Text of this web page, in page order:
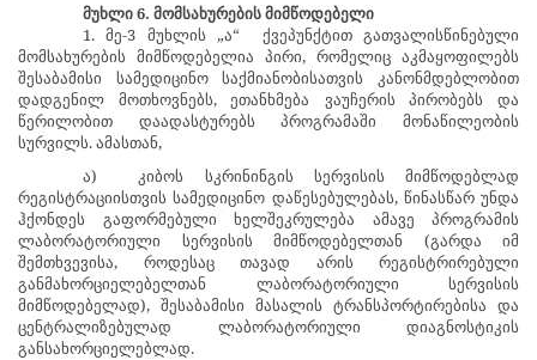
მუხლი 6. მომსახურების მიმწოდებელი
1. მე-3 მუხლის „ა“
ქვეპუნქტით გათვალისწინებული
მომსახურების მიმწოდებელია პირი, რომელიც აკმაყოფილებს
შესაბამისი სამედიცინო საქმიანობისათვის კანონმდებლობით
დადგენილ მოთხოვნებს, ეთანხმება
ვაუჩერის პირობებს და
წერილობით დაადასტურებს პროგრამაში მონაწილეობის
სურვილს. ამასთან,
ა)
კიბოს სკრინინგის სერვისის მიმწოდებლად
რეგისტრაციისთვის სამედიცინო დაწესებულებას, წინასწარ უნდა
ჰქონდეს გაფორმებული ხელშეკრულება ამავე პროგრამის
ლაბორატორიული სერვისის მიმწოდებელთან (გარდა იმ
შემთხვევისა, როდესაც თავად არის რეგისტრირებული
განმახორციელებელთან ლაბორატორიული სერვისის
მიმწოდებელად), შესაბამისი მასალის ტრანსპორტირებისა და
ცენტრალიზებულად ლაბორატორიული დიაგნოსტიკის
განსახორციელებლად.